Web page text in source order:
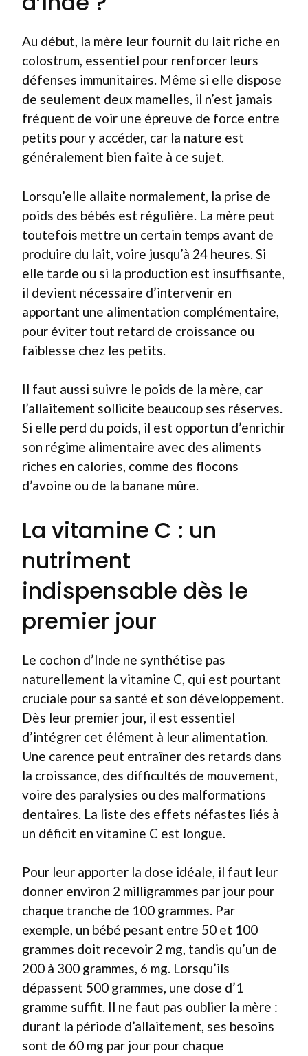
Au début, la mère leur fournit du lait riche en
colostrum, essentiel pour renforcer leurs
défenses immunitaires. Même si elle dispose
de seulement deux mamelles, il n’est jamais
fréquent de voir une épreuve de force entre
petits pour y accéder, car la nature est
généralement bien faite à ce sujet.
Lorsqu’elle allaite normalement, la prise de
poids des bébés est régulière. La mère peut
toutefois mettre un certain temps avant de
produire du lait, voire jusqu’à 24 heures. Si
elle tarde ou si la production est insuffisante,
il devient nécessaire d’intervenir en
apportant une alimentation complémentaire,
pour éviter tout retard de croissance ou
faiblesse chez les petits.
Il faut aussi suivre le poids de la mère, car
l’allaitement sollicite beaucoup ses réserves.
Si elle perd du poids, il est opportun d’enrichir
son régime alimentaire avec des aliments
riches en calories, comme des flocons
d’avoine ou de la banane mûre.
La vitamine C : un
nutriment
indispensable dès le
premier jour
Le cochon d’Inde ne synthétise pas
naturellement la vitamine C, qui est pourtant
cruciale pour sa santé et son développement.
Dès leur premier jour, il est essentiel
d’intégrer cet élément à leur alimentation.
Une carence peut entraîner des retards dans
la croissance, des difficultés de mouvement,
voire des paralysies ou des malformations
dentaires. La liste des effets néfastes liés à
un déficit en vitamine C est longue.
Pour leur apporter la dose idéale, il faut leur
donner environ 2 milligrammes par jour pour
chaque tranche de 100 grammes. Par
exemple, un bébé pesant entre 50 et 100
grammes doit recevoir 2 mg, tandis qu’un de
200 à 300 grammes, 6 mg. Lorsqu’ils
dépassent 500 grammes, une dose d’1
gramme suffit. Il ne faut pas oublier la mère :
durant la période d’allaitement, ses besoins
sont de 60 mg par jour pour chaque